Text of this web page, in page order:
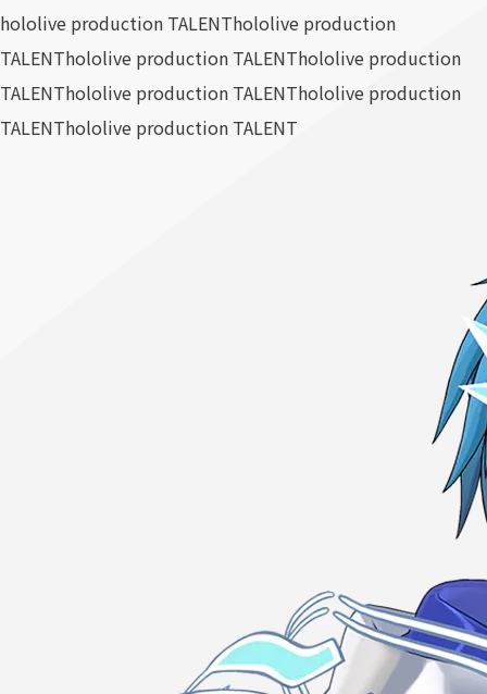
hololive production TALENThololive production
TALENThololive production TALENThololive production
TALENThololive production TALENThololive production
TALENThololive production TALENT